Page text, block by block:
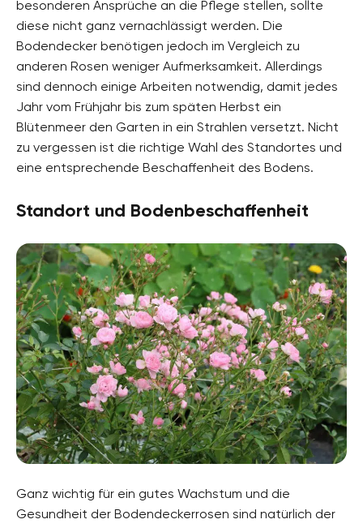
besonderen Ansprüche an die Pflege stellen, sollte
diese nicht ganz vernachlässigt werden. Die
Bodendecker benötigen jedoch im Vergleich zu
anderen Rosen weniger Aufmerksamkeit. Allerdings
sind dennoch einige Arbeiten notwendig, damit jedes
Jahr vom Frühjahr bis zum späten Herbst ein
Blütenmeer den Garten in ein Strahlen versetzt. Nicht
zu vergessen ist die richtige Wahl des Standortes und
eine entsprechende Beschaffenheit des Bodens.
Standort und Bodenbeschaffenheit
Ganz wichtig für ein gutes Wachstum und die
Gesundheit der Bodendeckerrosen sind natürlich der